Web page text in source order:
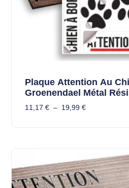
Plaque Attention Au
Groenendael Métal
11,17 € – 19,99 €